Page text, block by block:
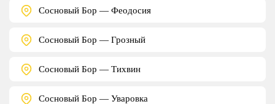
Сосновый Бор — Феодосия
Сосновый Бор — Грозный
Сосновый Бор — Тихвин
Сосновый Бор — Уваровка